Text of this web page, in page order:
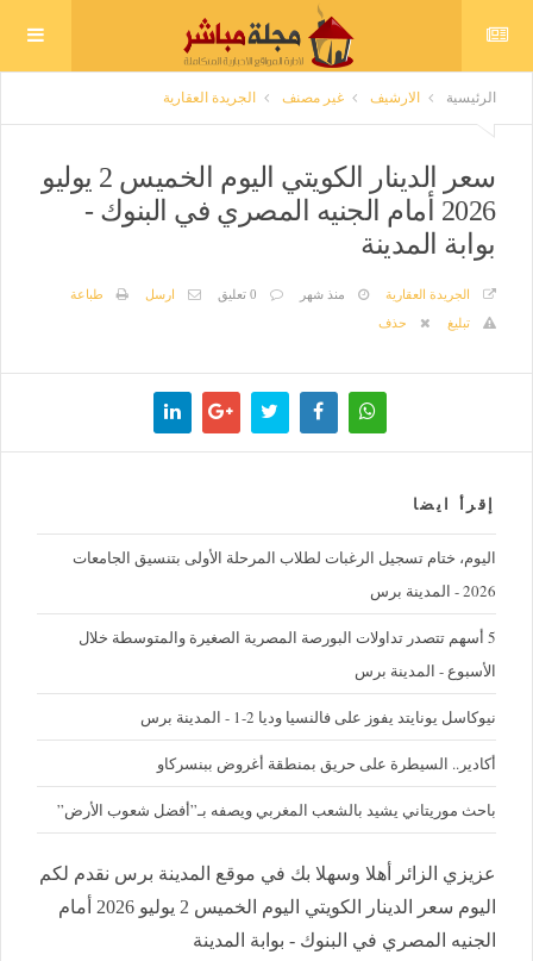
الرئيسية الارشيف غير مصنف الجريدة العقارية
سعر الدينار الكويتي اليوم الخميس 2 يوليو
2026 أمام الجنيه المصري في البنوك -
بوابة المدينة
الجريدة العقارية منذ شهر 0 تعليق ارسل
طباعة
تبليغ
حذف
إقرأ ايضا
اليوم، ختام تسجيل الرغبات لطلاب المرحلة الأولى بتنسيق الجامعات
2026 - المدينة برس
5 أسهم تتصدر تداولات البورصة المصرية الصغيرة والمتوسطة خلال
الأسبوع - المدينة برس
نيوكاسل يونايتد يفوز على فالنسيا وديا 2-1 - المدينة برس
أكادير.. السيطرة على حريق بمنطقة أغروض ببنسركاو
باحث موريتاني يشيد بالشعب المغربي ويصفه بـ”أفضل شعوب الأرض”
عزيزي الزائر أهلا وسهلا بك في موقع المدينة برس نقدم لكم
اليوم سعر الدينار الكويتي اليوم الخميس 2 يوليو 2026 أمام
الجنيه المصري في البنوك - بوابة المدينة